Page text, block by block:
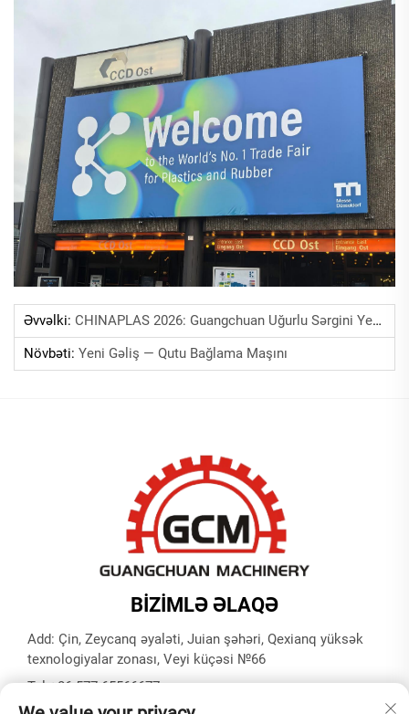
Əvvəlki: CHINAPLAS 2026: Guangchuan Uğurlu Sərgini Yekunlaşdırır
Növbəti: Yeni Gəliş — Qutu Bağlama Maşını
BIZIMLƏ ƏLAQƏ
Add: Çin, Zeycanq əyaləti, Juian şəhəri, Qexianq yüksək
texnologiyalar zonası, Veyi küçəsi №66
Tel:+86-577-65566677